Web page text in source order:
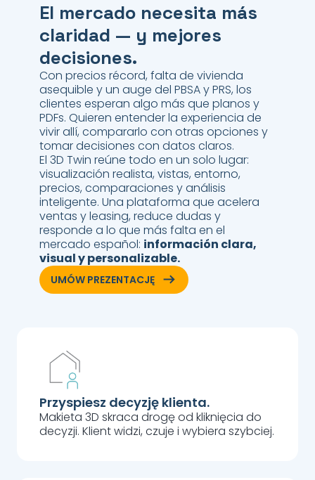
El mercado necesita más
claridad — y mejores
decisiones.
Con precios récord, falta de vivienda
asequible y un auge del PBSA y PRS, los
clientes esperan algo más que planos y
PDFs. Quieren entender la experiencia de
vivir allí, compararlo con otras opciones y
tomar decisiones con datos claros.
El 3D Twin reúne todo en un solo lugar:
visualización realista, vistas, entorno,
precios, comparaciones y análisis
inteligente. Una plataforma que acelera
ventas y leasing, reduce dudas y
responde a lo que más falta en el
mercado español: información clara,
visual y personalizable.
UMÓW PREZENTACJĘ ArrowRightLong
Przyspiesz decyzję klienta.
Makieta 3D skraca drogę od kliknięcia do
decyzji. Klient widzi, czuje i wybiera szybciej.